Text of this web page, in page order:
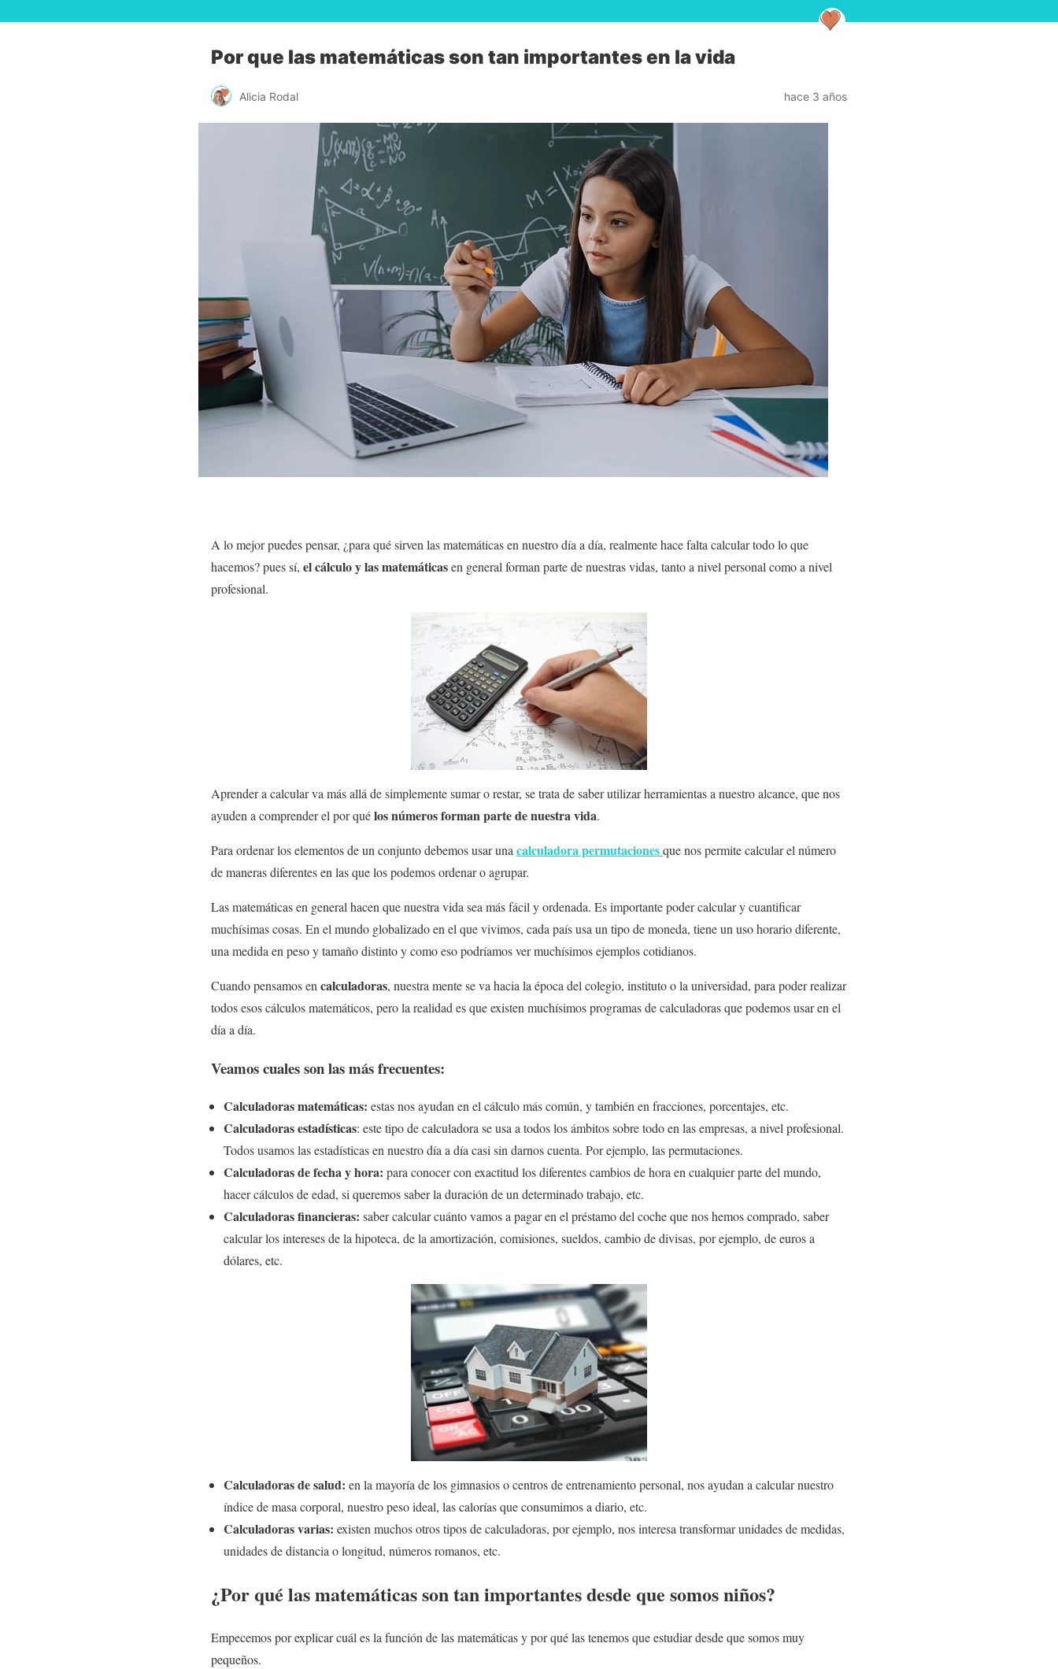
Por que las matemáticas son tan importantes en la vida
Alicia Rodal hace 3 años
A lo mejor puedes pensar, ¿para qué sirven las matemáticas en nuestro día a día, realmente hace falta calcular todo lo que
hacemos? pues sí, el cálculo y las matemáticasen general forman parte de nuestras vidas, tanto a nivel personal como a nivel
profesional.
Aprender a calcular va más allá de simplemente sumar o restar, se trata de saber utilizar herramientas a nuestro alcance, que nos
ayuden a comprender el por quélos números forman parte de nuestra vida.
Para ordenar los elementos de un conjunto debemos usar una calculadora permutacionesque nos permite calcular el número
de maneras diferentes en las que los podemos ordenar o agrupar.
Las matemáticas en general hacen que nuestra vida sea más fácil y ordenada. Es importante poder calcular y cuantificar
muchísimas cosas. En el mundo globalizado en el que vivimos, cada país usa un tipo de moneda, tiene un uso horario diferente,
una medida en peso y tamaño distinto y como eso podríamos ver muchísimos ejemplos cotidianos.
Cuando pensamos en calculadoras, nuestra mente se va hacia la época del colegio, instituto o la universidad, para poder realizar
todos esos cálculos matemáticos, pero la realidad es que existen muchísimos programas de calculadoras que podemos usar en el
día a día.
Veamos cuales son las más frecuentes:
Calculadoras matemáticas: estas nos ayudan en el cálculo más común, y también en fracciones, porcentajes, etc.
Calculadoras estadísticas: este tipo de calculadora se usa a todos los ámbitos sobre todo en las empresas, a nivel profesional.
Todos usamos las estadísticas en nuestro día a día casi sin darnos cuenta. Por ejemplo, las permutaciones.
Calculadoras de fecha y hora: para conocer con exactitud los diferentes cambios de hora en cualquier parte del mundo,
hacer cálculos de edad, si queremos saber la duración de un determinado trabajo, etc.
Calculadoras financieras: saber calcular cuánto vamos a pagar en el préstamo del coche que nos hemos comprado, saber
calcular los intereses de la hipoteca, de la amortización, comisiones, sueldos, cambio de divisas, por ejemplo, de euros a
dólares, etc.
Calculadoras de salud: en la mayoría de los gimnasios o centros de entrenamiento personal, nos ayudan a calcular nuestro
índice de masa corporal, nuestro peso ideal, las calorías que consumimos a diario, etc.
Calculadoras varias: existen muchos otros tipos de calculadoras, por ejemplo, nos interesa transformar unidades de medidas,
unidades de distancia o longitud, números romanos, etc.
¿Por qué las matemáticas son tan importantes desde que somos niños?
Empecemos por explicar cuál es la función de las matemáticas y por qué las tenemos que estudiar desde que somos muy
pequeños.